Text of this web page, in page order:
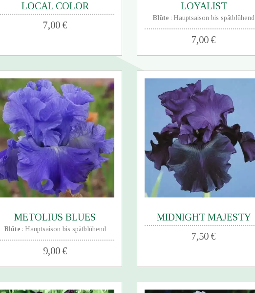
LOCAL COLOR
7,00 €
LOYALIST
7,00 €
Blüte : Hauptsaison bis spätblühend
METOLIUS BLUES
9,00 €
Blüte : Hauptsaison bis spätblühend
MIDNIGHT MAJESTY
7,50 €